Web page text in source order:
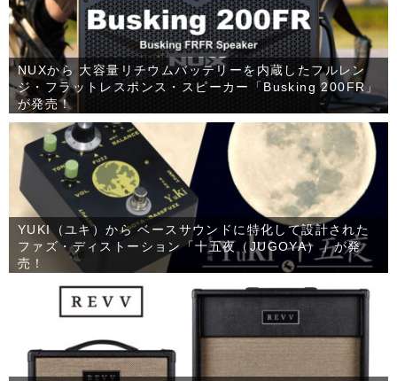
NUXから 大容量リチウムバッテリーを内蔵したフルレン
ジ・フラットレスポンス・スピーカー「Busking 200FR」
が発売！
YUKI（ユキ）から ベースサウンドに特化して設計された
ファズ・ディストーション「十五夜（JUGOYA）」が発
売！